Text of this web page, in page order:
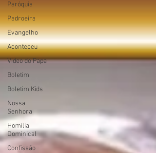
Paróquia
Padroeira
Evangelho
Aconteceu
Video do Papa
Boletim
Boletim Kids
Nossa
Senhora
Homilia
Dominical
Confissão